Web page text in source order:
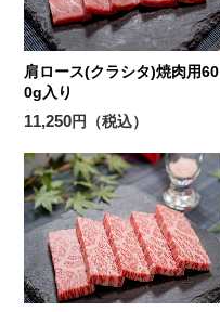
肩ロース(クラシタ)焼肉用60
0g入り
11,250円（税込）